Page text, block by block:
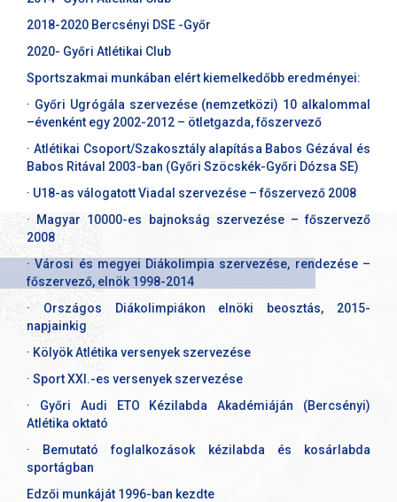
2018-2020 Bercsényi DSE -Győr
2020- Győri Atlétikai Club
Sportszakmai munkában elért kiemelkedőbb eredményei:
· Győri Ugrógála szervezése (nemzetközi) 10 alkalommal
–évenként egy 2002-2012 – ötletgazda, főszervező
· Atlétikai Csoport/Szakosztály alapítása Babos Gézával és
Babos Ritával 2003-ban (Győri Szöcskék-Győri Dózsa SE)
· U18-as válogatott Viadal szervezése – főszervező 2008
· Magyar 10000-es bajnokság szervezése – főszervező
2008
· Városi és megyei Diákolimpia szervezése, rendezése –
főszervező, elnök 1998-2014
· Országos Diákolimpiákon elnöki beosztás, 2015-
napjainkig
· Kölyök Atlétika versenyek szervezése
· Sport XXI.-es versenyek szervezése
· Győri Audi ETO Kézilabda Akadémiáján (Bercsényi)
Atlétika oktató
· Bemutató foglalkozások kézilabda és kosárlabda
sportágban
Edzői munkáját 1996-ban kezdte